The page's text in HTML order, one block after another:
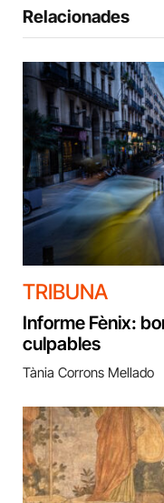
Relacionades
TRIBUNA
Informe Fènix:
culpables
Tània Corrons Mellado